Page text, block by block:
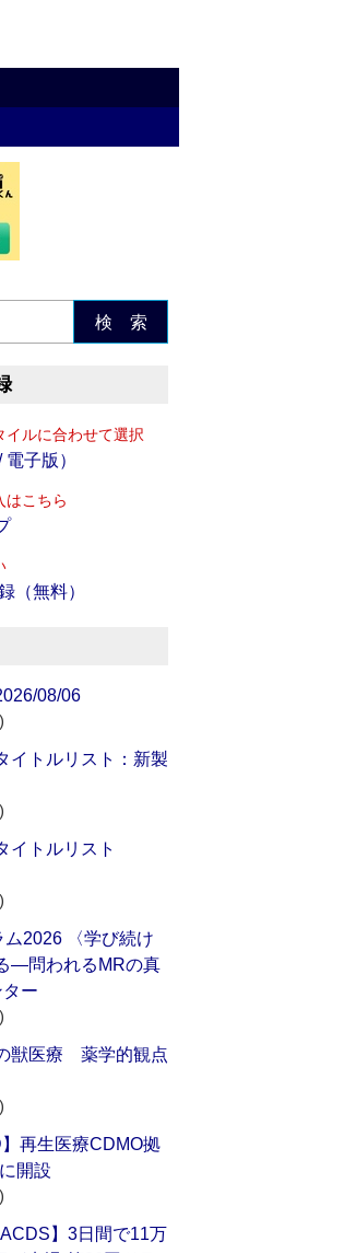
検 索
イルに合わせて選択
子版）
はこちら
（無料）
08/06
イトルリスト：新製
イトルリスト
2026 〈学び続け
―問われるMRの真
ー
獣医療 薬学的観点
】再生医療CDMO拠
開設
】3日間で11万